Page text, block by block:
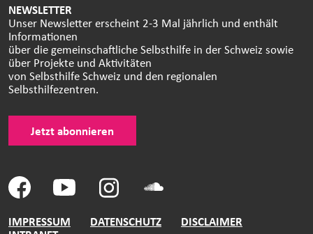
NEWSLETTER
Unser Newsletter erscheint 2-3 Mal jährlich und enthält
Informationen
über die gemeinschaftliche Selbsthilfe in der Schweiz sowie
über Projekte und Aktivitäten
von Selbsthilfe Schweiz und den regionalen
Selbsthilfezentren.
Jetzt abonnieren
IMPRESSUM DATENSCHUTZ
DISCLAIMER